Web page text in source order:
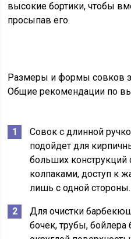
высокие бортики, чтобы
просыпав его.
Размеры и формы совков
Общие рекомендации по
Совок с длинной
подойдет для
больших
колпаками, доступ к
лишь с одной стороны.
Для очистки
бочек, трубы,